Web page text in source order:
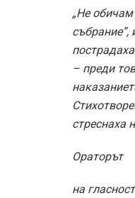
„Не
събрание”,
– преди
стреснаха
Ораторът
на